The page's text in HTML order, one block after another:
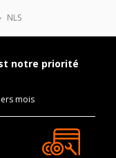
NLS
notre priorité
mois